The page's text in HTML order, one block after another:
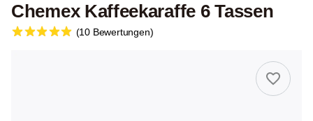
Chemex Kaffeekaraffe 6 Tassen
(10 Bewertungen)